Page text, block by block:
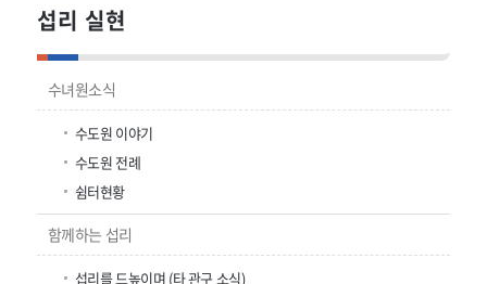
섭리 실현
수녀원소식
수도원 이야기
수도원 전례
쉼터현황
함께하는 섭리
섭리를 드높이며 (타 관구 소식)